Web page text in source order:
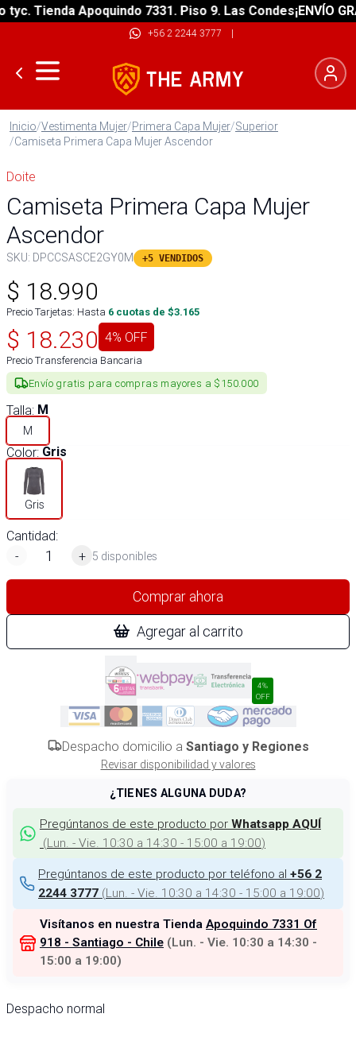
Tienda Apoquindo 7331. Piso 9. Las Condes¡ENVÍO
+56 2 2244 3777 |
Inicio/Vestimenta Mujer/Primera Capa Mujer/Superior
/Camiseta Primera Capa Mujer Ascendor
Doite
Camiseta Primera Capa Mujer
Ascendor
SKU: DPCCSASCE2GY0M +5 VENDIDOS
$ 18.990
Precio Tarjetas: Hasta 6 cuotas de $3.165
$ 18.230 4% OFF
Precio Transferencia Bancaria
Envío gratis para compras mayores a $150.000
Talla: M
M
Color: Gris
Gris
Cantidad:
-
+ 5 disponibles
Comprar ahora
Agregar al carrito
4%
OFF
Despacho domicilio a Santiago y Regiones
Revisar disponibilidad y valores
¿TIENES ALGUNA DUDA?
Pregúntanos de este producto por Whatsapp AQUÍ
(Lun. - Vie. 10:30 a 14:30 - 15:00 a 19:00)
Pregúntanos de este producto por teléfono al +56 2
2244 3777 (Lun. - Vie. 10:30 a 14:30 - 15:00 a 19:00)
Visítanos en nuestra Tienda Apoquindo 7331 Of
918 - Santiago - Chile (Lun. - Vie. 10:30 a 14:30 -
15:00 a 19:00)
Despacho normal